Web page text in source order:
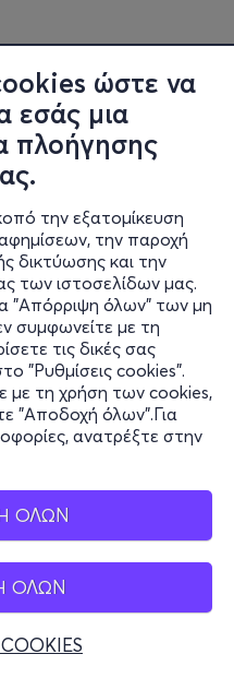
ώστε να
εσάς μια
πλοήγησης
την εξατομίκευση
την παροχή
δικτύωσης και την
των ιστοσελίδων μας.
"Απόρριψη όλων" των μη
συμφωνείτε με τη
τις δικές σας
"Ρυθμίσεις cookies".
με τη χρήση των cookies,
"Αποδοχή όλων".Για
ανατρέξτε στην
ΟΛΩΝ
ΟΛΩΝ